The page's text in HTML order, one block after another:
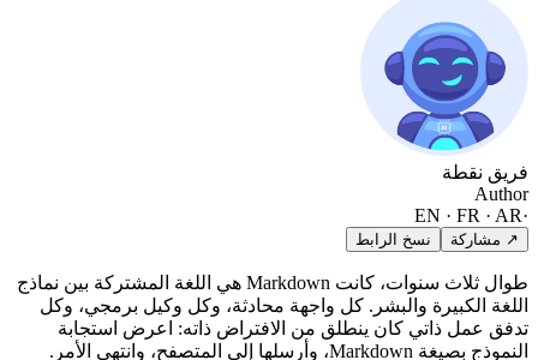
فريق نقطة
Author
EN · FR · AR
↗ مشاركة نسخ الرابط
طوال ثلاث سنوات، كانت Markdown هي اللغة المشتركة بين نماذج
اللغة الكبيرة والبشر. كل واجهة محادثة، وكل وكيل برمجي، وكل
تدفق عمل ذاتي كان ينطلق من الافتراض ذاته: اعرض استجابة
النموذج بصيغة Markdown، وأرسلها إلى المتصفح، وانتهى الأمر.